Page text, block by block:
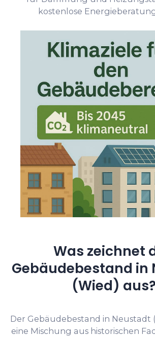
kostenlose
Was zeichnet
Gebäudebestand in
(Wied) aus?
Der Gebäudebestand in Neustadt
eine Mischung aus historischen